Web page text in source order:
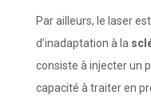
Par ailleurs, le laser
d’inadaptation à la
consiste à injecter un
capacité à traiter en